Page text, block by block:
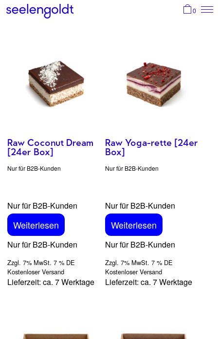
Standorte
Suche
0
Raw Coconut Dream
[24er Box]
Nur für B2B-Kunden
Nur für B2B-Kunden
Weiterlesen
Nur für B2B-Kunden
Zzgl. 7% MwSt. 7 % DE
Kostenloser Versand
Lieferzeit: ca. 7 Werktage
Raw Yoga-rette [24er
Box]
Nur für B2B-Kunden
Nur für B2B-Kunden
Weiterlesen
Nur für B2B-Kunden
Zzgl. 7% MwSt. 7 % DE
Kostenloser Versand
Lieferzeit: ca. 7 Werktage